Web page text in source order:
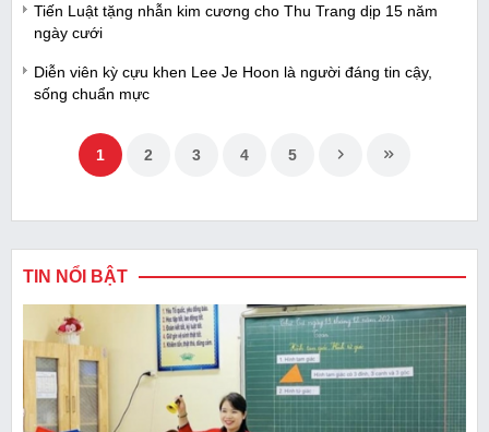
Tiến Luật tặng nhẫn kim cương cho Thu Trang dịp 15 năm
ngày cưới
Diễn viên kỳ cựu khen Lee Je Hoon là người đáng tin cậy,
sống chuẩn mực
1 2 3 4 5
TIN NỔI BẬT